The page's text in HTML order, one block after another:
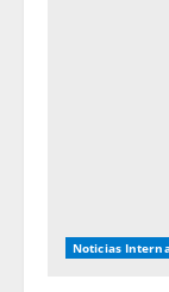
Noticias